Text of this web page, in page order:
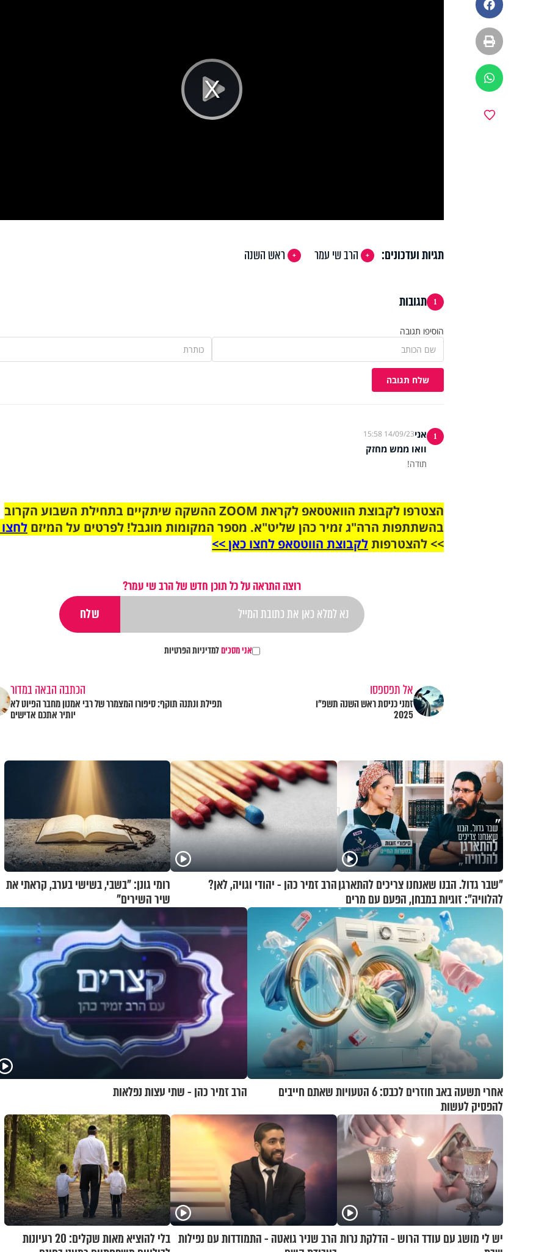
פייסבוק
הדפסה
ווטסאפ
Play
תגיות ועדכונים: הרב שי עמר ראש השנה
1 תגובות
הוסיפו תגובה
שלח תגובה
1 אני14/09/23 15:58
וואו ממש מחזק
תודה!
הצטרפו לקבוצת הוואטסאפ לקראת ZOOM ההשקה שיתקיים בתחילת השבוע הקרוב
בהשתתפות הרה"ג זמיר כהן שליט"א. מספר המקומות מוגבל! לפרטים על המיזם
>> להצטרפותלקבוצת הווטסאפ לחצו כאן >>
רוצה התראה על כל תוכן חדש של הרב שי עמר?
אני מסכיםלמדיניות הפרטיות
אל תפספסו
זמני כניסת ראש השנה תשפ"ו
2025
הכתבה הבאה במדור
תפילת ונתנה תוקף: סיפורו המצמרר של רבי אמנון מחבר הפיוט לא
יותיר אתכם אדישים
"שבר גדול. הבנו שאנחנו צריכים להתארגן
להלוויה": זוגיות במבחן, הפעם עם מרים
וגד דנינו
הרב זמיר כהן - יהודי וגויה, לאן?
רומי גונן: "בשבי, בשישי בערב, קראתי את
שיר השירים"
אחרי תשעה באב חוזרים לכבס: 6 הטעויות שאתם חייבים
להפסיק לעשות
הרב זמיר כהן - שתי עצות נפלאות
יש לי מושג עם עודד הרוש - הדלקת נרות הרב שניר גואטה - התמודדות עם נפילות
בלי להוציא מאות שקלים: 20 רעיונות